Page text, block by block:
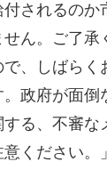
されるのか
ん。ご了承
、しばらく
政府が面倒
る、不審な
ください。